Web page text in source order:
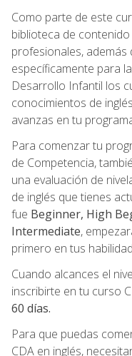
Como parte de este
biblioteca de
profesionales,
específicamente para
Desarrollo Infantil los
conocimientos de
avanzas en tu
Para comenzar tu
de Competencia,
una evaluación de
de inglés que tienes
fue Beginner, High
Intermediate,
primero en tus
Cuando alcances el
inscribirte en tu curso
60 días.
Para que puedas
CDA en inglés,